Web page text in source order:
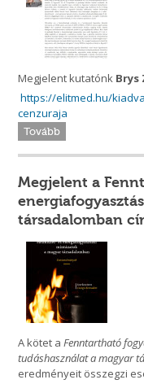
Megjelent kutatónk Brys
https://elitmed.hu/
cenzuraja
Tovább
Megjelent a
társadalomban
A kötet aFenntartható
tudáshasználat a magyar
eredményeit összegzi